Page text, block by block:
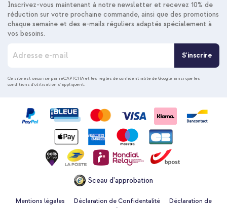
Inscrivez-vous maintenant à notre newsletter et recevez 10% de
réduction sur votre prochaine commande, ainsi que des promotions
chaque semaine et des e-mails réguliers adaptés spécialement à
vos besoins.
c
r
S'inscrire
Ce site est sécurisé par reCAPTCHA et les règles de confidentialité de Google ainsi que les
conditions d'utilisation s'appliquent.
Sceau d'approbation
Mentions légales Déclaration de Confidentalité
Déclaration de